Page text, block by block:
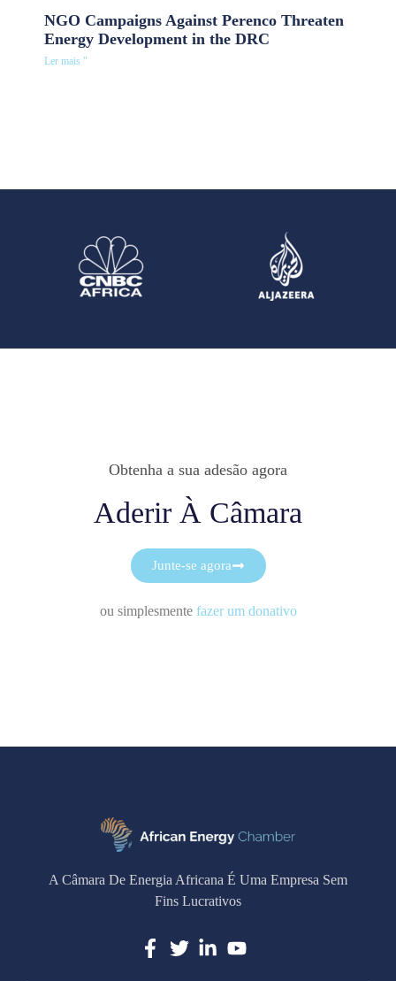
NGO Campaigns Against Perenco Threaten
Energy Development in the DRC
Ler mais "
Obtenha a sua adesão agora
Aderir À Câmara
Junte-se agora
ou simplesmente fazer um donativo
A Câmara De Energia Africana É Uma Empresa Sem
Fins Lucrativos